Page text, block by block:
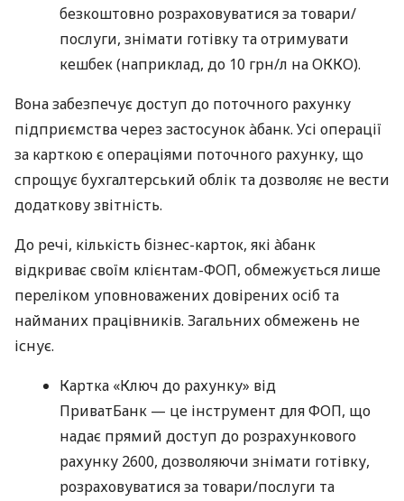
безкоштовно розраховуватися за товари/
послуги, знімати готівку та отримувати
кешбек (наприклад, до 10 грн/л на ОККО).
Вона забезпечує доступ до поточного рахунку
підприємства через застосунок àбанк. Усі операції
за карткою є операціями поточного рахунку, що
спрощує бухгалтерський облік та дозволяє не вести
додаткову звітність.
До речі, кількість бізнес-карток, які àбанк
відкриває своїм клієнтам-ФОП, обмежується лише
переліком уповноважених довірених осіб та
найманих працівників. Загальних обмежень не
існує.
Картка «Ключ до рахунку» від
ПриватБанк — це інструмент для ФОП, що
надає прямий доступ до розрахункового
рахунку 2600, дозволяючи знімати готівку,
розраховуватися за товари/послуги та